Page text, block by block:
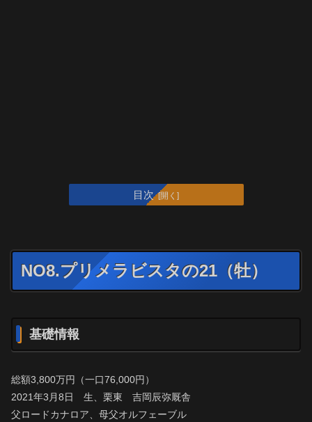
目次
NO8.プリメラビスタの21（牡）
基礎情報
総額3,800万円（一口76,000円）
2021年3月8日 生、栗東 吉岡辰弥厩舎
父ロードカナロア、母父オルフェーブル